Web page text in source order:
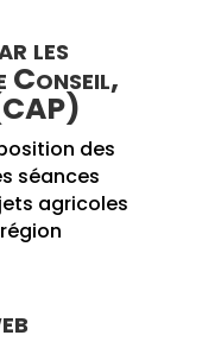
les
Conseil,
des
séances
agricoles